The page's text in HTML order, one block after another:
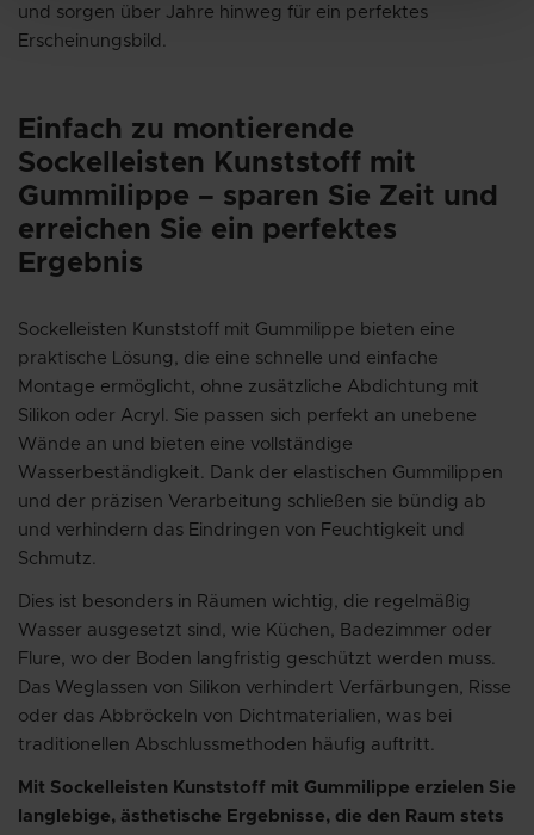
und sorgen über Jahre hinweg für ein perfektes
Erscheinungsbild.
Einfach zu montierende
Sockelleisten Kunststoff mit
Gummilippe – sparen Sie Zeit und
erreichen Sie ein perfektes
Ergebnis
Sockelleisten Kunststoff mit Gummilippe bieten eine
praktische Lösung, die eine schnelle und einfache
Montage ermöglicht, ohne zusätzliche Abdichtung mit
Silikon oder Acryl. Sie passen sich perfekt an unebene
Wände an und bieten eine vollständige
Wasserbeständigkeit. Dank der elastischen Gummilippen
und der präzisen Verarbeitung schließen sie bündig ab
und verhindern das Eindringen von Feuchtigkeit und
Schmutz.
Dies ist besonders in Räumen wichtig, die regelmäßig
Wasser ausgesetzt sind, wie Küchen, Badezimmer oder
Flure, wo der Boden langfristig geschützt werden muss.
Das Weglassen von Silikon verhindert Verfärbungen, Risse
oder das Abbröckeln von Dichtmaterialien, was bei
traditionellen Abschlussmethoden häufig auftritt.
Mit Sockelleisten Kunststoff mit Gummilippe erzielen Sie
langlebige, ästhetische Ergebnisse, die den Raum stets